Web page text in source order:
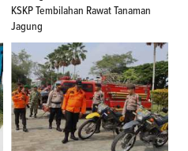
KSKP Tembilahan Rawat Tanaman
Jagung